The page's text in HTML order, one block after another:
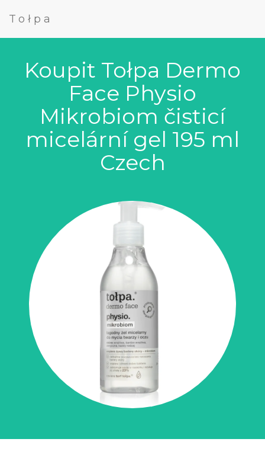
Tołpa
Koupit Tołpa Dermo
Face Physio
Mikrobiom čisticí
micelární gel 195 ml
Czech